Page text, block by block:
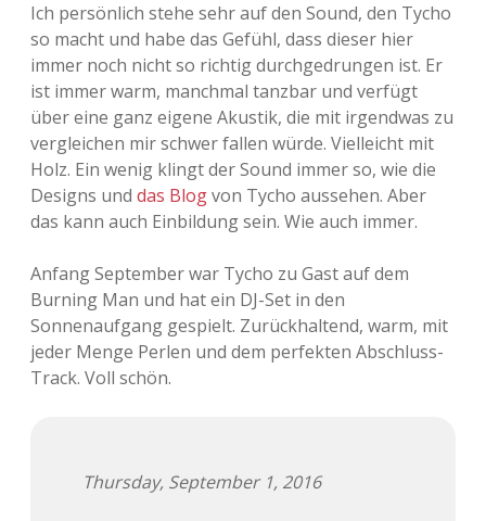
Ich persönlich stehe sehr auf den Sound, den Tycho
so macht und habe das Gefühl, dass dieser hier
immer noch nicht so richtig durchgedrungen ist. Er
ist immer warm, manchmal tanzbar und verfügt
über eine ganz eigene Akustik, die mit irgendwas zu
vergleichen mir schwer fallen würde. Vielleicht mit
Holz. Ein wenig klingt der Sound immer so, wie die
Designs und das Blogvon Tycho aussehen. Aber
das kann auch Einbildung sein. Wie auch immer.
Anfang September war Tycho zu Gast auf dem
Burning Man und hat ein DJ-Set in den
Sonnenaufgang gespielt. Zurückhaltend, warm, mit
jeder Menge Perlen und dem perfekten Abschluss-
Track. Voll schön.
Thursday, September 1, 2016